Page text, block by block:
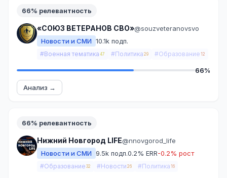
66% релевантность
«СОЮЗ ВЕТЕРАНОВ СВО»@souzveteranovsvo
Новости и СМИ 10.1k подп.
#Военная тематика 47 #Политика 29 #Образование 12
66%
Анализ →
66% релевантность
Нижний Новгород LIFE@nnovgorod_life
Новости и СМИ 9.5k подп.0.2% ERR-0.2% рост
#Образование 32 #Новости 26 #Политика 16